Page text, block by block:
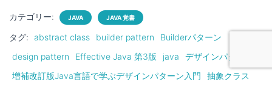
カテゴリー: JAVA JAVA 覚書
タグ: abstract class builder pattern
Builderパターン
design pattern
Effective Java 第3版 java
デザインパターン
増補改訂版Java言語で学ぶデザインパターン入門
抽象クラス